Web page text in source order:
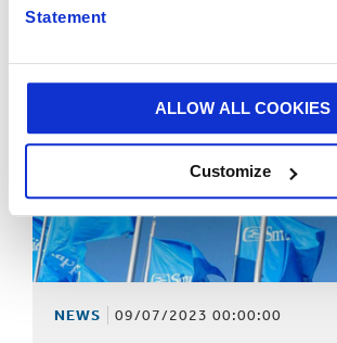
Statement
ALLOW ALL COOKIES
Customize
NEWS 09/07/2023 00:00:00